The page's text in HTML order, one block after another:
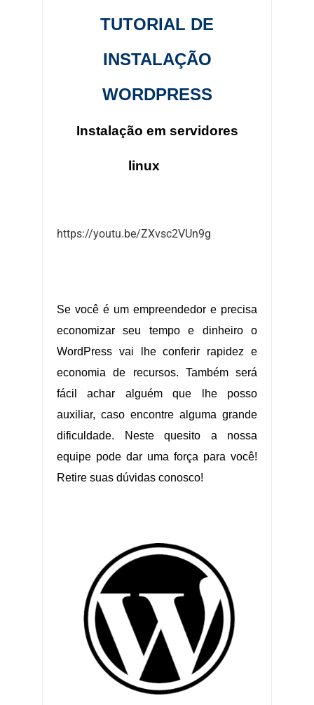
TUTORIAL DE
INSTALAÇÃO
WORDPRESS
Instalação em servidores
linux
https://youtu.be/ZXvsc2VUn9g
Se você é um empreendedor e precisa
economizar seu tempo e dinheiro o
WordPress vai lhe conferir rapidez e
economia de recursos. Também será
fácil achar alguém que lhe posso
auxiliar, caso encontre alguma grande
dificuldade. Neste quesito a nossa
equipe pode dar uma força para você!
Retire suas dúvidas conosco!